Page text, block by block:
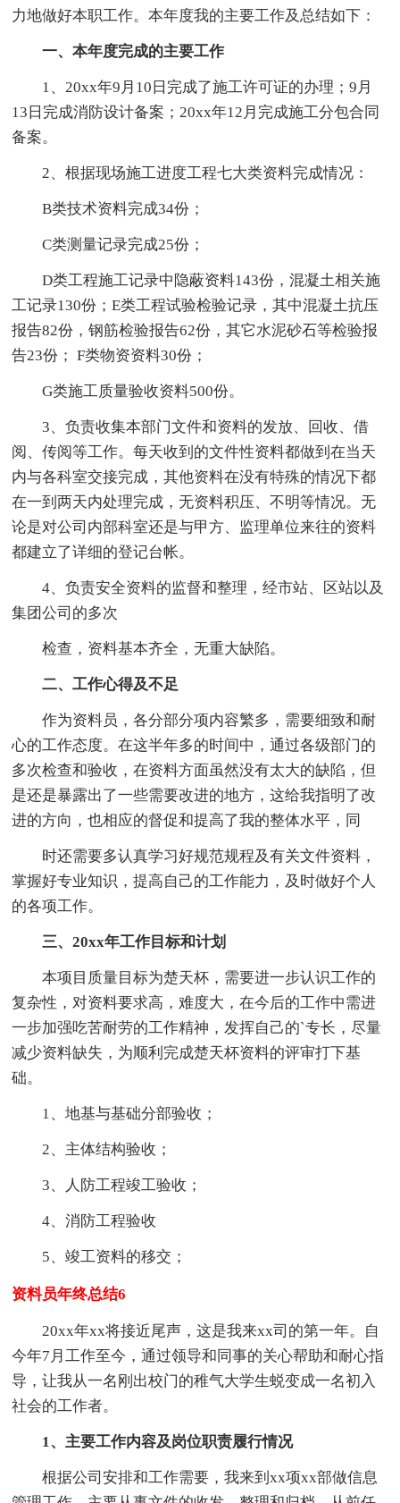
力地做好本职工作。本年度我的主要工作及总结如下：
一、本年度完成的主要工作
1、20xx年9月10日完成了施工许可证的办理；9月
13日完成消防设计备案；20xx年12月完成施工分包合同
备案。
2、根据现场施工进度工程七大类资料完成情况：
B类技术资料完成34份；
C类测量记录完成25份；
D类工程施工记录中隐蔽资料143份，混凝土相关施
工记录130份；E类工程试验检验记录，其中混凝土抗压
报告82份，钢筋检验报告62份，其它水泥砂石等检验报
告23份； F类物资资料30份；
G类施工质量验收资料500份。
3、负责收集本部门文件和资料的发放、回收、借
阅、传阅等工作。每天收到的文件性资料都做到在当天
内与各科室交接完成，其他资料在没有特殊的情况下都
在一到两天内处理完成，无资料积压、不明等情况。无
论是对公司内部科室还是与甲方、监理单位来往的资料
都建立了详细的登记台帐。
4、负责安全资料的监督和整理，经市站、区站以及
集团公司的多次
检查，资料基本齐全，无重大缺陷。
二、工作心得及不足
作为资料员，各分部分项内容繁多，需要细致和耐
心的工作态度。在这半年多的时间中，通过各级部门的
多次检查和验收，在资料方面虽然没有太大的缺陷，但
是还是暴露出了一些需要改进的地方，这给我指明了改
进的方向，也相应的督促和提高了我的整体水平，同
时还需要多认真学习好规范规程及有关文件资料，
掌握好专业知识，提高自己的工作能力，及时做好个人
的各项工作。
三、20xx年工作目标和计划
本项目质量目标为楚天杯，需要进一步认识工作的
复杂性，对资料要求高，难度大，在今后的工作中需进
一步加强吃苦耐劳的工作精神，发挥自己的`专长，尽量
减少资料缺失，为顺利完成楚天杯资料的评审打下基
础。
1、地基与基础分部验收；
2、主体结构验收；
3、人防工程竣工验收；
4、消防工程验收
5、竣工资料的移交；
资料员年终总结6
20xx年xx将接近尾声，这是我来xx司的第一年。自
今年7月工作至今，通过领导和同事的关心帮助和耐心指
导，让我从一名刚出校门的稚气大学生蜕变成一名初入
社会的工作者。
1、主要工作内容及岗位职责履行情况
根据公司安排和工作需要，我来到xx项xx部做信息